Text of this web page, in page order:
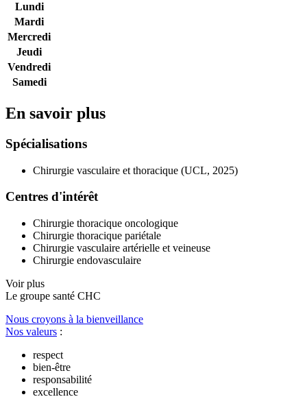
Lundi
Mardi
Mercredi
Jeudi
Vendredi
Samedi
En savoir plus
Spécialisations
Chirurgie vasculaire et thoracique (UCL, 2025)
Centres d'intérêt
Chirurgie thoracique oncologique
Chirurgie thoracique pariétale
Chirurgie vasculaire artérielle et veineuse
Chirurgie endovasculaire
Voir plus
Le groupe santé CHC
Nous croyons à la bienveillance
Nos valeurs :
respect
bien-être
responsabilité
excellence